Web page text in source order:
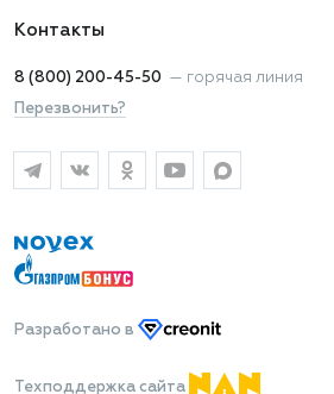
Контакты
8 (800) 200-45-50 — горячая линия
Перезвонить?
Разработано в
Техподдержка сайта